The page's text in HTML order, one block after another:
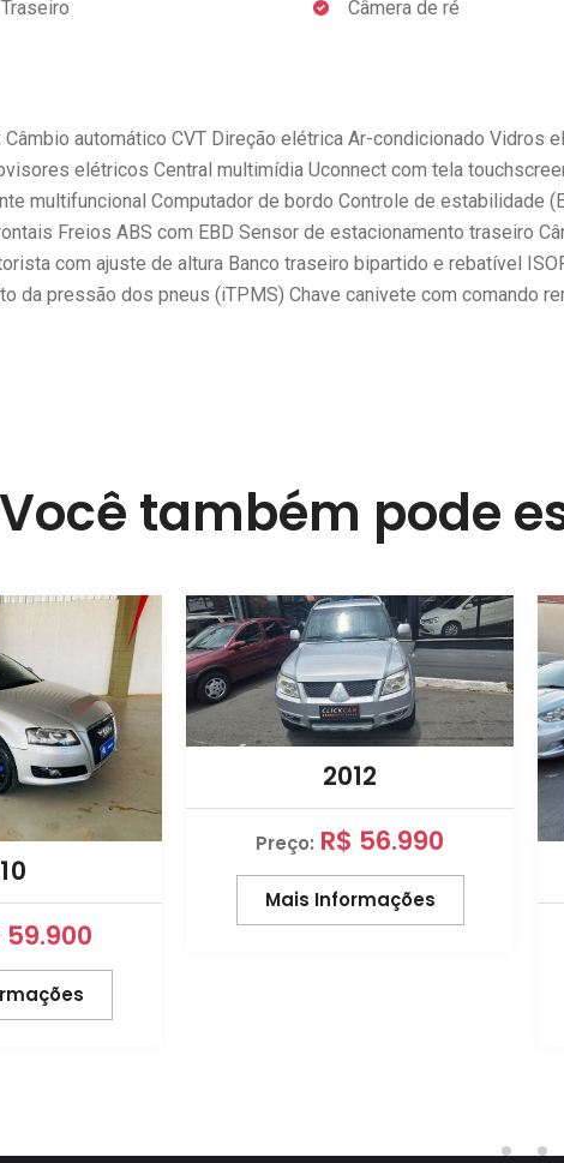
Câmera de ré
automático CVT Direção elétrica Ar-condicionado Vidros
elétricos Central multimídia Uconnect com tela
multifuncional Computador de bordo Controle de estabilidade
Freios ABS com EBD Sensor de estacionamento traseiro
com ajuste de altura Banco traseiro bipartido e rebatível
da pressão dos pneus (iTPMS) Chave canivete com comando
Você também pode
59.900
2012
Preço: R$ 56.990
Mais Informações